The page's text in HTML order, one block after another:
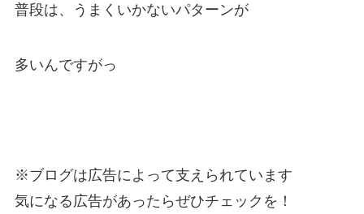
普段は、うまくいかないパターンが
多いんですがっ
※ブログは広告によって支えられています
気になる広告があったらぜひチェックを！